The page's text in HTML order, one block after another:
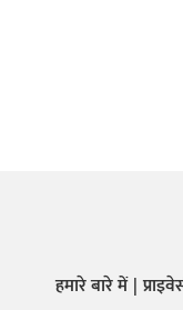
हमारे बारे में